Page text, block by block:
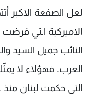
لعل الصفعة الاكبر
النائب جميل السيد
العرب. فهؤلاء لا
التي حكمت لبنان منذ